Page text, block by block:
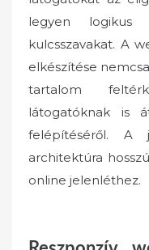
legyen logikus
kulcsszavakat. A
elkészítése
tartalom
látogatóknak is
felépítéséről. A
architektúra
online jelenléthez.